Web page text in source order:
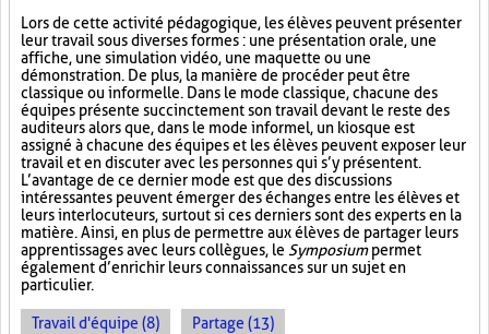
Lors de cette activité pédagogique, les élèves peuvent présenter
leur travail sous diverses formes : une présentation orale, une
affiche, une simulation vidéo, une maquette ou une
démonstration. De plus, la manière de procéder peut être
classique ou informelle. Dans le mode classique, chacune des
équipes présente succinctement son travail devant le reste des
auditeurs alors que, dans le mode informel, un kiosque est
assigné à chacune des équipes et les élèves peuvent exposer leur
travail et en discuter avec les personnes qui s’y présentent.
L’avantage de ce dernier mode est que des discussions
intéressantes peuvent émerger des échanges entre les élèves et
leurs interlocuteurs, surtout si ces derniers sont des experts en la
matière. Ainsi, en plus de permettre aux élèves de partager leurs
apprentissages avec leurs collègues, le Symposiumpermet
également d’enrichir leurs connaissances sur un sujet en
particulier.
Travail d'équipe (8) Partage (13)